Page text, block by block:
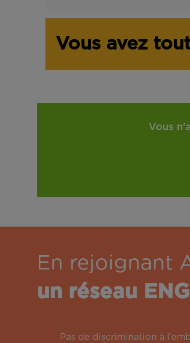
Vous avez
Vous
En rejoignant
un réseau
Pas de discrimination à